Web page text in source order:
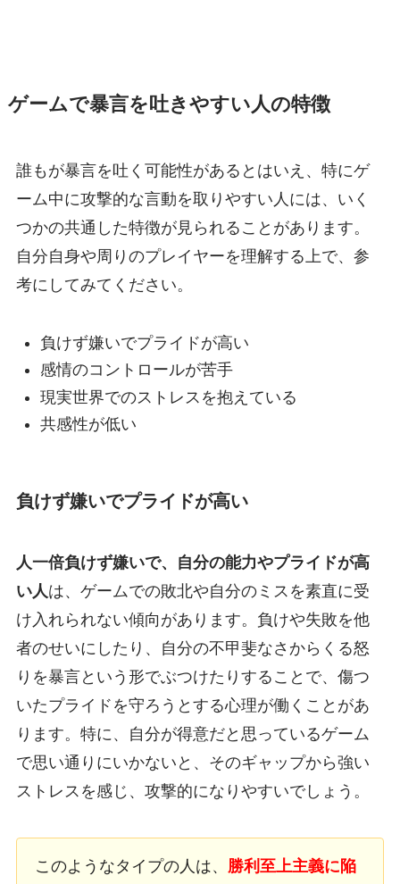
ゲームで暴言を吐きやすい人の特徴
誰もが暴言を吐く可能性があるとはいえ、特にゲ
ーム中に攻撃的な言動を取りやすい人には、いく
つかの共通した特徴が見られることがあります。
自分自身や周りのプレイヤーを理解する上で、参
考にしてみてください。
負けず嫌いでプライドが高い
感情のコントロールが苦手
現実世界でのストレスを抱えている
共感性が低い
負けず嫌いでプライドが高い
人一倍負けず嫌いで、自分の能力やプライドが高
い人 は、ゲームでの敗北や自分のミスを素直に受
け入れられない傾向があります。負けや失敗を他
者のせいにしたり、自分の不甲斐なさからくる怒
りを暴言という形でぶつけたりすることで、傷つ
いたプライドを守ろうとする心理が働くことがあ
ります。特に、自分が得意だと思っているゲーム
で思い通りにいかないと、そのギャップから強い
ストレスを感じ、攻撃的になりやすいでしょう。
このようなタイプの人は、 勝利至上主義に陥